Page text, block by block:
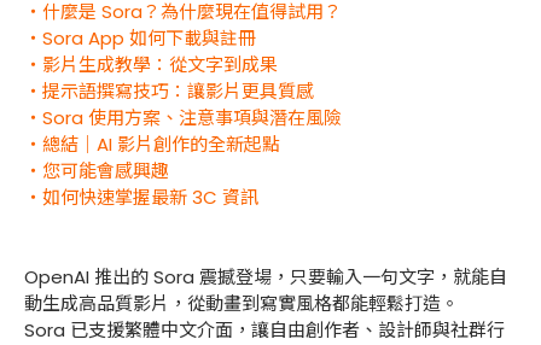
・什麼是 Sora？為什麼現在值得試用？
・Sora App 如何下載與註冊
・影片生成教學：從文字到成果
・提示語撰寫技巧：讓影片更具質感
・Sora 使用方案、注意事項與潛在風險
・總結｜AI 影片創作的全新起點
・您可能會感興趣
・如何快速掌握最新 3C 資訊
OpenAI 推出的 Sora 震撼登場，只要輸入一句文字，就能自
動生成高品質影片，從動畫到寫實風格都能輕鬆打造。
Sora 已支援繁體中文介面，讓自由創作者、設計師與社群行